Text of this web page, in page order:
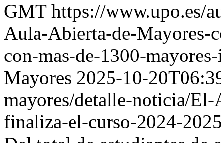
GMT https://www.upo.es/
Aula-Abierta-de-Mayores-
con-mas-de-1300-
Mayores 2025-10-
mayores/detalle-noticia/
finaliza-el-curso-2024-